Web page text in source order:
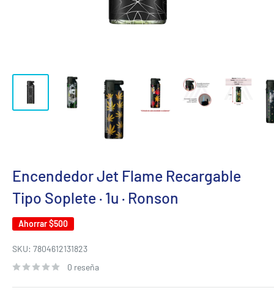
Encendedor Jet Flame Recargable
Tipo Soplete · 1u · Ronson
Ahorrar$500
SKU: 7804612131823
0 reseña